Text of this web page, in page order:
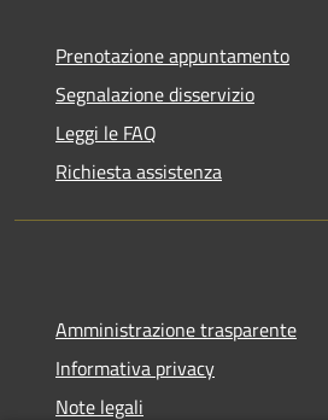
Prenotazione appuntamento
Segnalazione disservizio
Leggi le FAQ
Richiesta assistenza
Amministrazione trasparente
Informativa privacy
Note legali